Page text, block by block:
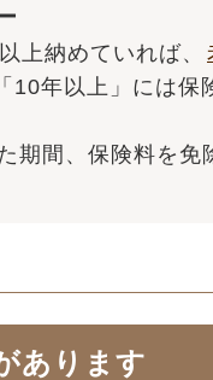
上納めていれば、
10年以上」には保
期間、保険料を免
あります